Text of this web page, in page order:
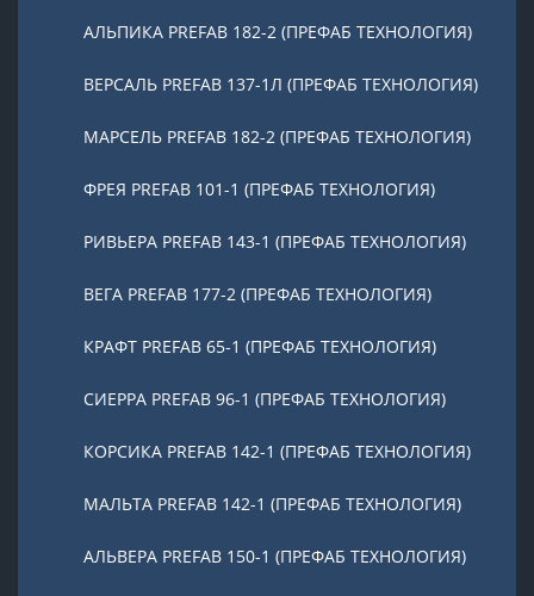
АЛЬПИКА PREFAB 182-2 (ПРЕФАБ ТЕХНОЛОГИЯ)
ВЕРСАЛЬ PREFAB 137-1Л (ПРЕФАБ ТЕХНОЛОГИЯ)
МАРСЕЛЬ PREFAB 182-2 (ПРЕФАБ ТЕХНОЛОГИЯ)
ФРЕЯ PREFAB 101-1 (ПРЕФАБ ТЕХНОЛОГИЯ)
РИВЬЕРА PREFAB 143-1 (ПРЕФАБ ТЕХНОЛОГИЯ)
ВЕГА PREFAB 177-2 (ПРЕФАБ ТЕХНОЛОГИЯ)
КРАФТ PREFAB 65-1 (ПРЕФАБ ТЕХНОЛОГИЯ)
СИЕРРА PREFAB 96-1 (ПРЕФАБ ТЕХНОЛОГИЯ)
КОРСИКА PREFAB 142-1 (ПРЕФАБ ТЕХНОЛОГИЯ)
МАЛЬТА PREFAB 142-1 (ПРЕФАБ ТЕХНОЛОГИЯ)
АЛЬВЕРА PREFAB 150-1 (ПРЕФАБ ТЕХНОЛОГИЯ)